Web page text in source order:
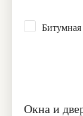
Окна и